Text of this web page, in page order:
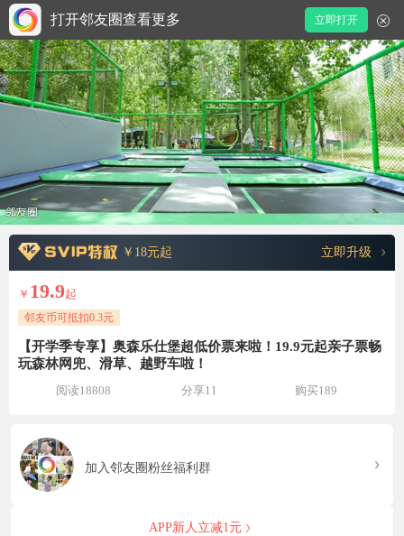
打开邻友圈查看更多 立即打开
￥18元起 立即升级
￥ 19.9起
邻友币可抵扣0.3元
【开学季专享】奥森乐仕堡超低价票来啦！19.9元起亲子票畅
玩森林网兜、滑草、越野车啦！
阅读18808 分享11 购买189
加入邻友圈粉丝福利群
APP新人立减1元